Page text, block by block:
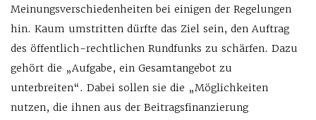
Meinungsverschiedenheiten bei einigen der Regelungen
hin. Kaum umstritten dürfte das Ziel sein, den Auftrag
des öffentlich-rechtlichen Rundfunks zu schärfen. Dazu
gehört die „Aufgabe, ein Gesamtangebot zu
unterbreiten“. Dabei sollen sie die „Möglichkeiten
nutzen, die ihnen aus der Beitragsfinanzierung